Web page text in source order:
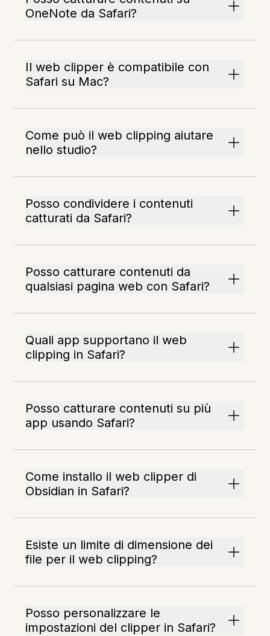
OneNote da Safari?
Il web clipper è compatibile con
Safari su Mac?
Come può il web clipping aiutare
nello studio?
Posso condividere i contenuti
catturati da Safari?
Posso catturare contenuti da
qualsiasi pagina web con Safari?
Quali app supportano il web
clipping in Safari?
Posso catturare contenuti su più
app usando Safari?
Come installo il web clipper di
Obsidian in Safari?
Esiste un limite di dimensione dei
file per il web clipping?
Posso personalizzare le
impostazioni del clipper in Safari?